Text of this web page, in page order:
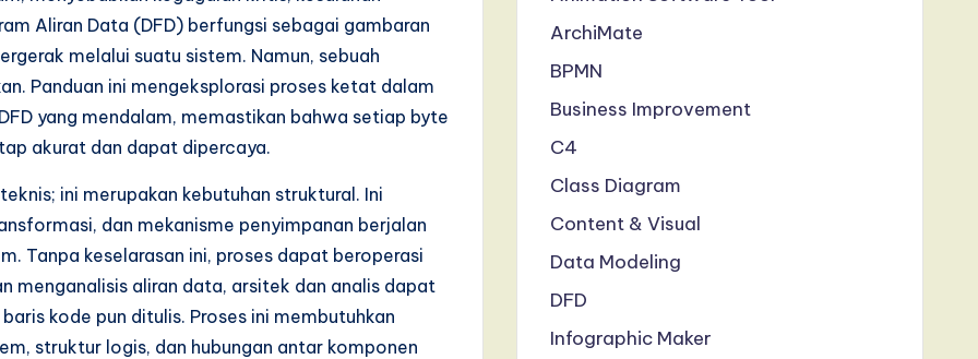
Aliran Data (DFD) berfungsi sebagai gambaran
melalui suatu sistem. Namun, sebuah
Panduan ini mengeksplorasi proses ketat dalam
yang mendalam, memastikan bahwa setiap byte
akurat dan dapat dipercaya.
ini merupakan kebutuhan struktural. Ini
dan mekanisme penyimpanan berjalan
Tanpa keselarasan ini, proses dapat beroperasi
menganalisis aliran data, arsitek dan analis dapat
kode pun ditulis. Proses ini membutuhkan
struktur logis, dan hubungan antar komponen
ArchiMate
BPMN
Business Improvement
C4
Class Diagram
Content & Visual
Data Modeling
DFD
Infographic Maker